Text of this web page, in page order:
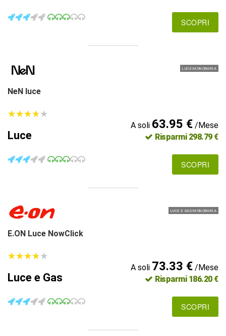
SCOPRI
LUCE MONORARIA
NeN luce
★★★★★
★★★★★
Luce
A soli 63.95 €/Mese
Risparmi 298.79 €
SCOPRI
LUCE E GAS MONORARIA
E.ON Luce NowClick
★★★★★
★★★★★
Luce e Gas
A soli 73.33 €/Mese
Risparmi 186.20 €
SCOPRI